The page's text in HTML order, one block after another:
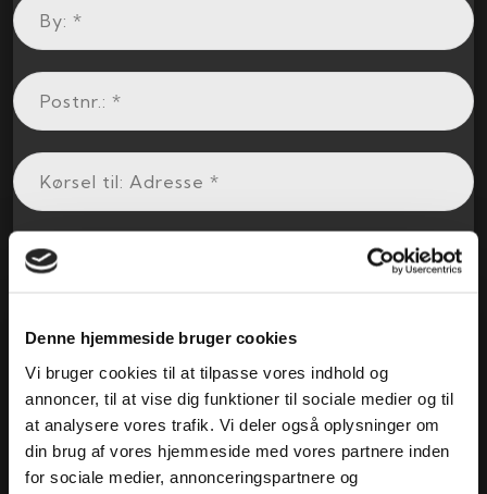
Denne hjemmeside bruger cookies
Vi bruger cookies til at tilpasse vores indhold og
annoncer, til at vise dig funktioner til sociale medier og til
at analysere vores trafik. Vi deler også oplysninger om
din brug af vores hjemmeside med vores partnere inden
for sociale medier, annonceringspartnere og